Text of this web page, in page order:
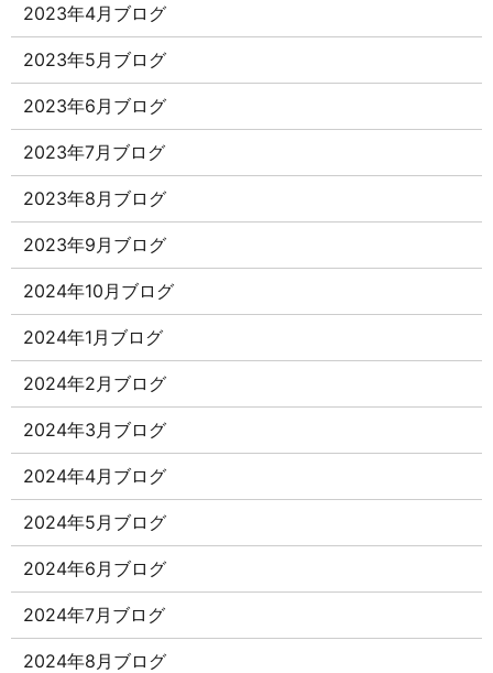
2023年4月ブログ
2023年5月ブログ
2023年6月ブログ
2023年7月ブログ
2023年8月ブログ
2023年9月ブログ
2024年10月ブログ
2024年1月ブログ
2024年2月ブログ
2024年3月ブログ
2024年4月ブログ
2024年5月ブログ
2024年6月ブログ
2024年7月ブログ
2024年8月ブログ